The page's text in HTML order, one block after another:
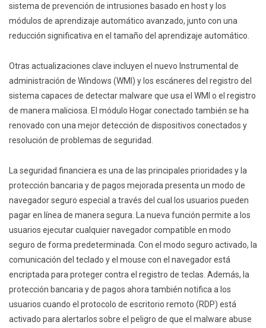
sistema de prevención de intrusiones basado en host y los
módulos de aprendizaje automático avanzado, junto con una
reducción significativa en el tamaño del aprendizaje automático.
Otras actualizaciones clave incluyen el nuevo Instrumental de
administración de Windows (WMI) y los escáneres del registro del
sistema capaces de detectar malware que usa el WMI o el registro
de manera maliciosa. El módulo Hogar conectado también se ha
renovado con una mejor detección de dispositivos conectados y
resolución de problemas de seguridad.
La seguridad financiera es una de las principales prioridades y la
protección bancaria y de pagos mejorada presenta un modo de
navegador seguro especial a través del cual los usuarios pueden
pagar en línea de manera segura. La nueva función permite a los
usuarios ejecutar cualquier navegador compatible en modo
seguro de forma predeterminada. Con el modo seguro activado, la
comunicación del teclado y el mouse con el navegador está
encriptada para proteger contra el registro de teclas. Además, la
protección bancaria y de pagos ahora también notifica a los
usuarios cuando el protocolo de escritorio remoto (RDP) está
activado para alertarlos sobre el peligro de que el malware abuse